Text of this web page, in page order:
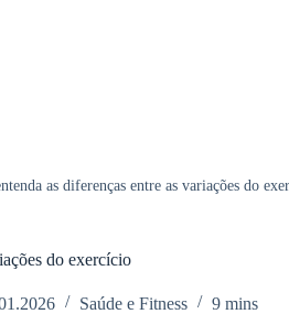
as diferenças entre as variações do
do exercício
Saúde e Fitness 9 mins